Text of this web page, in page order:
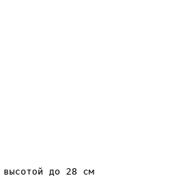
высотой до 28 см